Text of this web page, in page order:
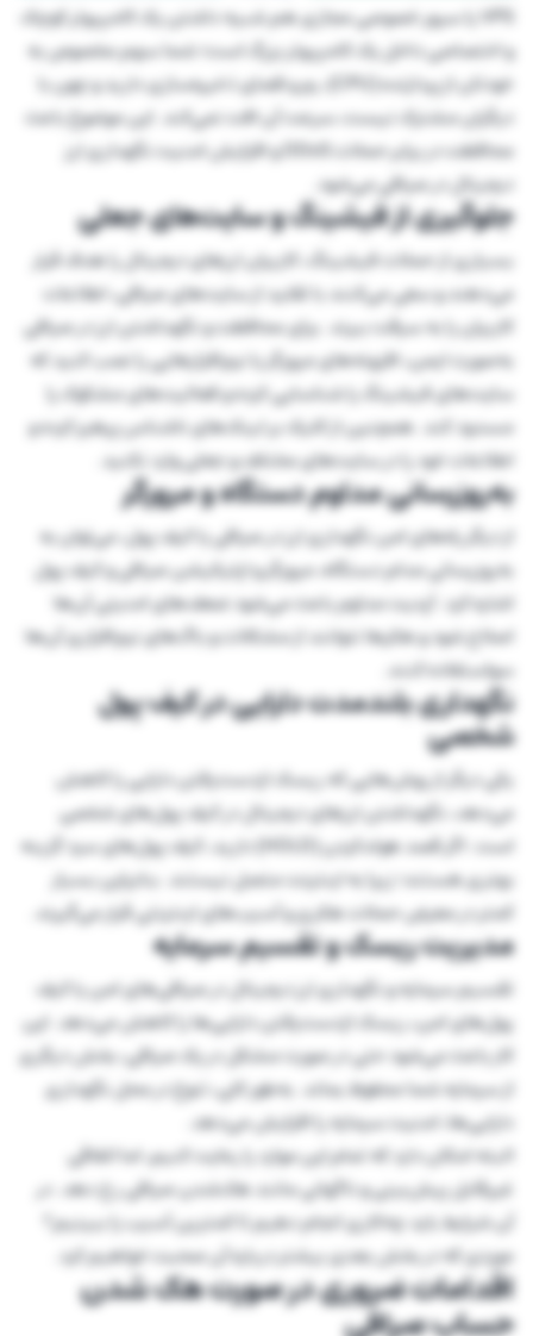
VPS یا سرور خصوصی مجازی هم شبیه داشتن یک کامپیوتر کوچک
و اختصاصی داخل یک کامپیوتر بزرگ است؛ شما سهم مخصوص به
خودتان از پردازنده (CPU)، رم و فضای ذخیره‌سازی دارید و چون با
دیگران مشترک نیست، سرعت آن افت نمی‌کند. این موضوع باعث
محافظت در برابر حملات DDoS و افزایش امنیت نگهداری ارز
دیجیتال در صرافی می‌شود.
جلوگیری از فیشینگ و سایت‌های جعلی
بسیاری از حملات فیشینگ، کاربران ارزهای دیجیتال را هدف قرار
می‌دهند و سعی می‌کنند با تقلید از سایت‌های صرافی، اطلاعات
کاربران را به سرقت ببرند. برای محافظت و نگهداشتن ارز در صرافی
به‌صورت ایمن، افزونه‌های مرورگر یا نرم‌افزارهایی را نصب کنید که
سایت‌های فیشینگ را شناسایی کرده و فعالیت‌های مشکوک را
مسدود کند. همچنین از کلیک بر لینک‌های ناشناس پرهیز کرده و
اطلاعات خود را در سایت‌های مختلف و جعلی وارد نکنید.
به‌روزرسانی مداوم دستگاه و مرورگر
از دیگر راه‌های امن نگهداری ارز در صرافی یا کیف پول، می‌توان به
به‌روزرسانی مدام دستگاه، مرورگر و اپلیکیشن صرافی و کیف پول
اشاره کرد. آپدیت مداوم باعث می‌شود ضعف‌های امنیتی آن‌ها
اصلاح شود و هکرها نتوانند از مشکلات و باگ‌های نرم‌افزاری آن‌ها
سواستفاده کنند.
نگهداری بلندمدت دارایی در کیف پول
شخصی
یکی دیگر از روش‌هایی که ریسک ازدست‌رفتن دارایی را کاهش
می‌دهد، نگهداشتن ارزهای دیجیتال در کیف پول‌های شخصی
است. اگر قصد هولدکردن (HOLD) دارید، کیف پول‌های سرد گزینه
بهتری هستند؛ زیرا به اینترنت متصل نیستند. بنابراین بسیار
کمتر در معرض حملات هکری و آسیب‌های اینترنتی قرار می‌گیرند.
مدیریت ریسک و تقسیم سرمایه
تقسیم سرمایه و نگهداری ارز دیجیتال در صرافی‌های امن یا کیف
پول‌های امن، ریسک ازدست‌رفتن دارایی‌ها را کاهش می‌دهد. این
کار باعث می‌شود حتی در صورت مشکل در یک صرافی، بخش دیگری
از سرمایه شما محفوظ بماند. به‌طور کلی، تنوع در محل نگهداری
دارایی‌ها، امنیت سرمایه را افزایش می‌دهد.
البته امکان دارد که تمام این موارد را رعایت کنیم، اما اتفاقی
غیرقابل پیش‌بینی و ناگهانی مانند هک‌شدن صرافی رخ دهد. در
آن شرایط باید چه‌کاری انجام دهیم تا کمترین آسیب را ببینیم؟
موردی که در بخش بعدی بیشتر درباره آن صحبت خواهیم کرد.
اقدامات ضروری در صورت هک شدن
حساب صرافی